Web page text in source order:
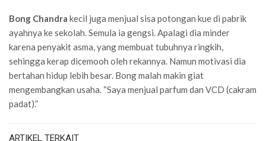
Bong Chandra kecil juga menjual sisa potongan kue di pabrik
ayahnya ke sekolah. Semula ia gengsi. Apalagi dia minder
karena penyakit asma, yang membuat tubuhnya ringkih,
sehingga kerap dicemooh oleh rekannya. Namun motivasi dia
bertahan hidup lebih besar. Bong malah makin giat
mengembangkan usaha. “Saya menjual parfum dan VCD (cakram
padat).”
ARTIKEL TERKAIT